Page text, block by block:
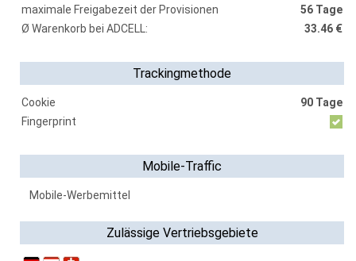
maximale Freigabezeit der Provisionen
56 Tage
Ø Warenkorb bei ADCELL:
33.46 €
Trackingmethode
Cookie
90 Tage
Fingerprint
Mobile-Traffic
Mobile-Werbemittel
Zulässige Vertriebsgebiete